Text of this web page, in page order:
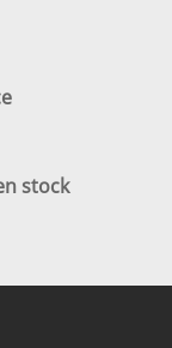
stock